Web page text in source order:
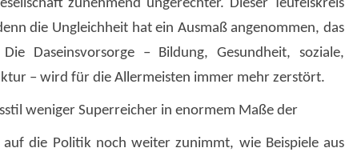
zunehmend ungerechter. Dieser Teufelskreis
die Ungleichheit hat ein Ausmaß angenommen, das
Daseinsvorsorge – Bildung, Gesundheit, soziale,
– wird für die Allermeisten immer mehr zerstört.
weniger Superreicher in enormem Maße der
die Politik noch weiter zunimmt, wie Beispiele aus